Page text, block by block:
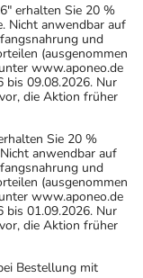
erhalten Sie 20 %
Nicht anwendbar auf
und
(ausgenommen
www.aponeo.de
bis 09.08.2026. Nur
die Aktion früher
Sie 20 %
anwendbar auf
und
(ausgenommen
www.aponeo.de
bis 01.09.2026. Nur
die Aktion früher
Bestellung mit